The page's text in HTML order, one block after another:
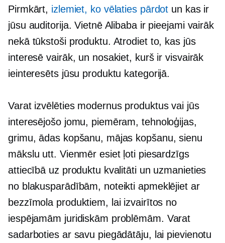
Pirmkārt, izlemiet, ko vēlaties pārdot un kas ir
jūsu auditorija. Vietnē Alibaba ir pieejami vairāk
nekā tūkstoši produktu. Atrodiet to, kas jūs
interesē vairāk, un nosakiet, kurš ir visvairāk
ieinteresēts jūsu produktu kategorijā.
Varat izvēlēties modernus produktus vai jūs
interesējošo jomu, piemēram, tehnoloģijas,
grimu, ādas kopšanu, mājas kopšanu, sienu
mākslu utt. Vienmēr esiet ļoti piesardzīgs
attiecībā uz produktu kvalitāti un uzmanieties
no blakusparādībām, noteikti apmeklējiet ar
bezzīmola produktiem, lai izvairītos no
iespējamām juridiskām problēmām. Varat
sadarboties ar savu piegādātāju, lai pievienotu